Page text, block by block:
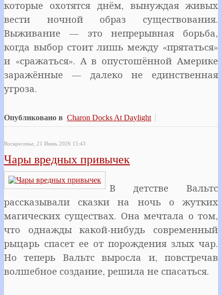
которые охотятся днём, вынуждая живых
вести ночной образ существования.
Выживание — это непрерывная борьба,
когда выбор стоит лишь между «прятаться»
и «сражаться». А в опустошённой Америке
заражённые — далеко не единственная
угроза.
Опубликовано в Charon Docks At Daylight
Воскресенье, 21 Июнь 2026 15:43
Чары вредных привычек
В детстве Вальтс
рассказывали сказки на ночь о жутких
магических существах. Она мечтала о том,
что однажды какой-нибудь современный
рыцарь спасет ее от порождения злых чар.
Но теперь Вальтс выросла и, повстречав
волшебное создание, решила не спасаться.